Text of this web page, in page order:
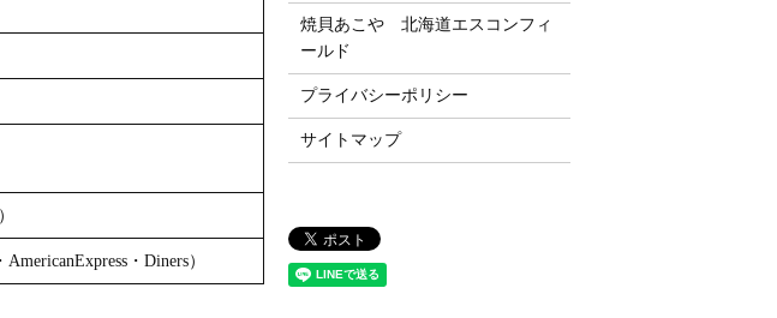
・Diners）
焼貝あこや 北海道エスコンフィ
ールド
プライバシーポリシー
サイトマップ